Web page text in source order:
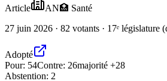
Article AN🏥 Santé
27 juin 2026 · 82 votants · 17ᵉ législature
Adopté
Pour: 54Contre: 26majorité +28
Abstention: 2